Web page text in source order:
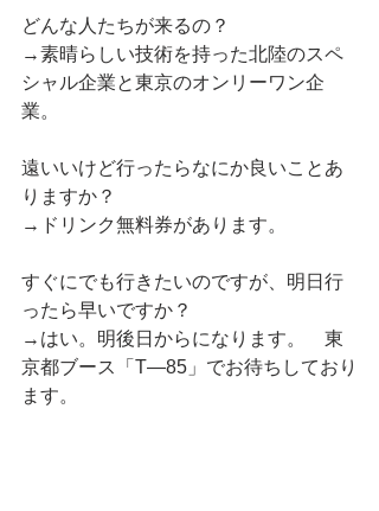
どんな人たちが来るの？
→素晴らしい技術を持った北陸のスペ
シャル企業と東京のオンリーワン企
業。
遠いいけど行ったらなにか良いことあ
りますか？
→ドリンク無料券があります。
すぐにでも行きたいのですが、明日行
ったら早いですか？
→はい。明後日からになります。　東
京都ブース「T—85」でお待ちしており
ます。